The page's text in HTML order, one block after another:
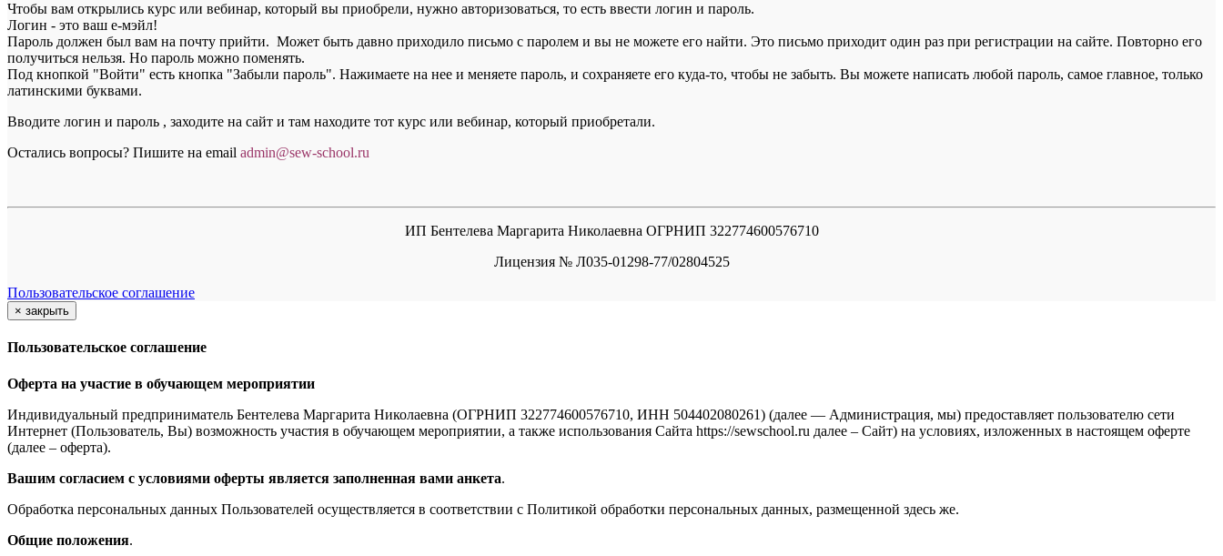
Чтобы вам открылись курс или вебинар, который вы приобрели, нужно авторизоваться, то есть ввести логин и пароль.
Логин - это ваш е-мэйл!
Пароль должен был вам на почту прийти. Может быть давно приходило письмо с паролем и вы не можете его найти. Это письмо приходит один раз при регистрации на сайте. Повторно его
получиться нельзя. Но пароль можно поменять.
Под кнопкой "Войти" есть кнопка "Забыли пароль". Нажимаете на нее и меняете пароль, и сохраняете его куда-то, чтобы не забыть. Вы можете написать любой пароль, самое главное, только
латинскими буквами.
Вводите логин и пароль , заходите на сайт и там находите тот курс или вебинар, который приобретали.
Остались вопросы? Пишите на email admin@sew-school.ru
ИП Бентелева Маргарита Николаевна ОГРНИП 322774600576710
Лицензия № Л035-01298-77/02804525
Пользовательское соглашение
× закрыть
Пользовательское соглашение
Оферта на участие в обучающем мероприятии
Индивидуальный предприниматель Бентелева Маргарита Николаевна (ОГРНИП 322774600576710, ИНН 504402080261) (далее — Администрация, мы) предоставляет пользователю сети
Интернет (Пользователь, Вы) возможность участия в обучающем мероприятии, а также использования Сайта https://sewschool.ru далее – Сайт) на условиях, изложенных в настоящем оферте
(далее – оферта).
Вашим согласием с условиями оферты является заполненная вами анкета.
Обработка персональных данных Пользователей осуществляется в соответствии с Политикой обработки персональных данных, размещенной здесь же.
Общие положения.